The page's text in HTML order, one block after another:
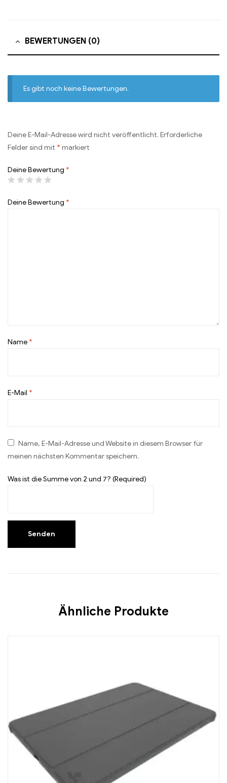
BEWERTUNGEN (0)
Es gibt noch keine Bewertungen.
Deine E-Mail-Adresse wird nicht veröffentlicht. Erforderliche
Felder sind mit * markiert
Deine Bewertung *
Deine Bewertung *
Name *
E-Mail *
Name, E-Mail-Adresse und Website in diesem Browser für
meinen nächsten Kommentar speichern.
Was ist die Summe von 2 und 7? (Required)
Ähnliche Produkte